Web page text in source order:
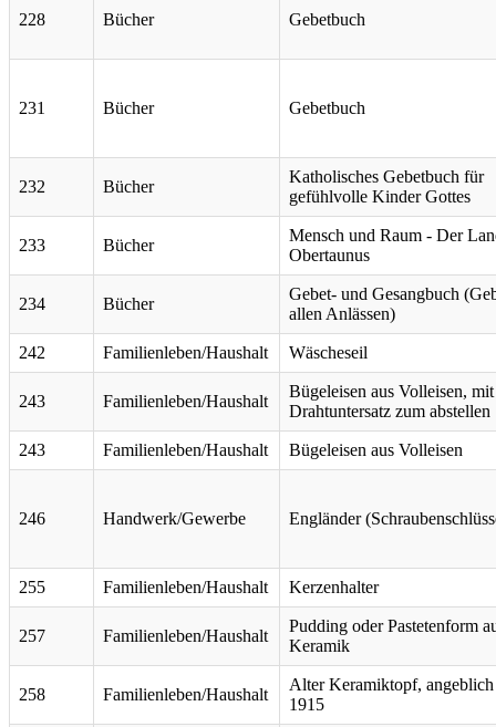
228 Bücher Gebetbuch
231 Bücher Gebetbuch
232 Bücher
Katholisches Gebetbuch für
gefühlvolle Kinder Gottes
233 Bücher
Mensch und Raum - Der
Obertaunus
234 Bücher
Gebet- und Gesangbuch
allen Anlässen)
242 Familienleben/Haushalt Wäscheseil
243 Familienleben/Haushalt
Bügeleisen aus Volleisen, mit
Drahtuntersatz zum abstellen
243 Familienleben/Haushalt Bügeleisen aus Volleisen
246 Handwerk/Gewerbe Engländer
255 Familienleben/Haushalt Kerzenhalter
257 Familienleben/Haushalt
Pudding oder Pastetenform
Keramik
258 Familienleben/Haushalt
Alter Keramiktopf,
1915